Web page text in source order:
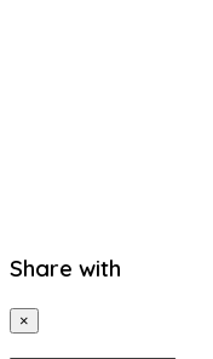
Share with
×